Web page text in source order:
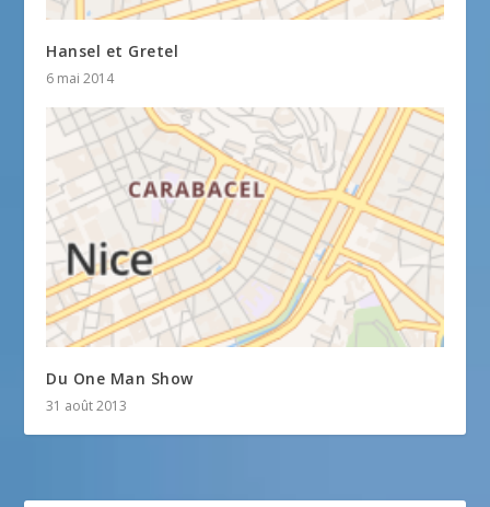
Hansel et Gretel
6 mai 2014
Du One Man Show
31 août 2013